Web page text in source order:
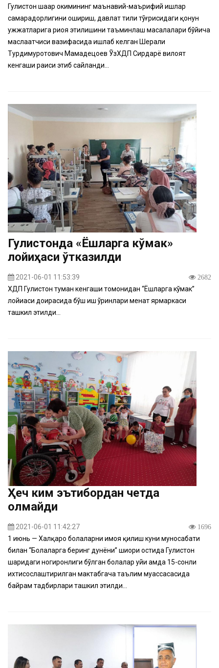
Гулистон шаҳар ҳокимининг маънавий-маърифий ишлар
самарадорлигини ошириш, давлат тили тўғрисидаги қонун
ҳужжатларига риоя этилишини таъминлаш масалалари бўйича
маслаҳатчиси вазифасида ишлаб келган Шерали
Турдимуротович Мамадецоев ЎзХДП Сирдарё вилоят
кенгаши раиси этиб сайланди...
Гулистонда «Ёшларга кўмак»
лойиҳаси ўтказилди
2021-06-01 11:53:39 2682
ХДП Гулистон туман кенгаши томонидан “Ёшларга кўмак”
лойиҳаси доирасида бўш иш ўринлари меҳнат ярмаркаси
ташкил этилди...
Ҳеч ким эътибордан четда
қолмайди
2021-06-01 11:42:27 1696
1 июнь — Халқаро болаларни ҳимоя қилиш куни муносабати
билан “Болаларга беринг дунёни” шиори остида Гулистон
шаҳридаги ногиронлиги бўлган болалар уйи ҳамда 15-сонли
ихтисослаштирилган мактабгача таълим муассасасида
байрам тадбирлари ташкил этилди...